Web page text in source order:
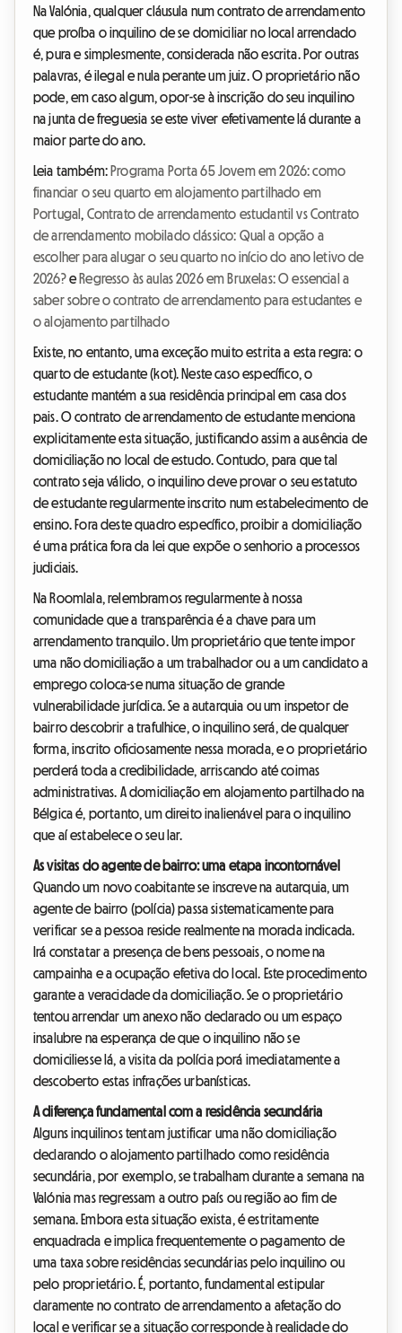
Na Valónia, qualquer cláusula num contrato de arrendamento
que proíba o inquilino de se domiciliar no local arrendado
é, pura e simplesmente, considerada não escrita. Por outras
palavras, é ilegal e nula perante um juiz. O proprietário não
pode, em caso algum, opor-se à inscrição do seu inquilino
na junta de freguesia se este viver efetivamente lá durante a
maior parte do ano.
Leia também: Programa Porta 65 Jovem em 2026: como
financiar o seu quarto em alojamento partilhado em
Portugal , Contrato de arrendamento estudantil vs Contrato
de arrendamento mobilado clássico: Qual a opção a
escolher para alugar o seu quarto no início do ano letivo de
2026?e Regresso às aulas 2026 em Bruxelas: O essencial a
saber sobre o contrato de arrendamento para estudantes e
o alojamento partilhado
Existe, no entanto, uma exceção muito estrita a esta regra: o
quarto de estudante (kot). Neste caso específico, o
estudante mantém a sua residência principal em casa dos
pais. O contrato de arrendamento de estudante menciona
explicitamente esta situação, justificando assim a ausência de
domiciliação no local de estudo. Contudo, para que tal
contrato seja válido, o inquilino deve provar o seu estatuto
de estudante regularmente inscrito num estabelecimento de
ensino. Fora deste quadro específico, proibir a domiciliação
é uma prática fora da lei que expõe o senhorio a processos
judiciais.
Na Roomlala, relembramos regularmente à nossa
comunidade que a transparência é a chave para um
arrendamento tranquilo. Um proprietário que tente impor
uma não domiciliação a um trabalhador ou a um candidato a
emprego coloca-se numa situação de grande
vulnerabilidade jurídica. Se a autarquia ou um inspetor de
bairro descobrir a trafulhice, o inquilino será, de qualquer
forma, inscrito oficiosamente nessa morada, e o proprietário
perderá toda a credibilidade, arriscando até coimas
administrativas. A domiciliação em alojamento partilhado na
Bélgica é, portanto, um direito inalienável para o inquilino
que aí estabelece o seu lar.
As visitas do agente de bairro: uma etapa incontornável
Quando um novo coabitante se inscreve na autarquia, um
agente de bairro (polícia) passa sistematicamente para
verificar se a pessoa reside realmente na morada indicada.
Irá constatar a presença de bens pessoais, o nome na
campainha e a ocupação efetiva do local. Este procedimento
garante a veracidade da domiciliação. Se o proprietário
tentou arrendar um anexo não declarado ou um espaço
insalubre na esperança de que o inquilino não se
domiciliesse lá, a visita da polícia porá imediatamente a
descoberto estas infrações urbanísticas.
A diferença fundamental com a residência secundária
Alguns inquilinos tentam justificar uma não domiciliação
declarando o alojamento partilhado como residência
secundária, por exemplo, se trabalham durante a semana na
Valónia mas regressam a outro país ou região ao fim de
semana. Embora esta situação exista, é estritamente
enquadrada e implica frequentemente o pagamento de
uma taxa sobre residências secundárias pelo inquilino ou
pelo proprietário. É, portanto, fundamental estipular
claramente no contrato de arrendamento a afetação do
local e verificar se a situação corresponde à realidade do